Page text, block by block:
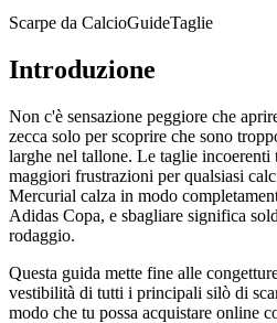
Scarpe da CalcioGuideTaglie
Introduzione
Non c'è sensazione peggiore che
zecca solo per scoprire che sono
larghe nel tallone. Le taglie incoerenti
maggiori frustrazioni per qualsiasi
Mercurial calza in modo
Adidas Copa, e sbagliare significa
rodaggio.
Questa guida mette fine alle
vestibilità di tutti i principali silò di
modo che tu possa acquistare online